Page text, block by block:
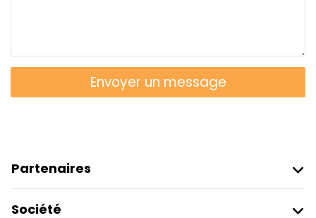
Envoyer un message
Partenaires
Société